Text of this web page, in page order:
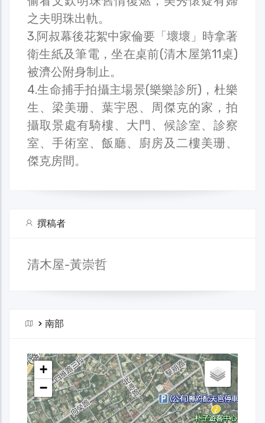
之夫明珠出軌。
3.阿叔幕後花絮中家倫要「壞壞」時拿著
衛生紙及筆電，坐在桌前(清木屋第11桌)
被濟公附身制止。
4.生命捕手拍攝主場景(樂樂診所)，杜樂
生、梁美珊、葉宇恩、周傑克的家，拍
攝取景處有騎樓、大門、候診室、診察
室、手術室、飯廳、廚房及二樓美珊、
傑克房間。
撰稿者
清木屋-黃崇哲
> 南部